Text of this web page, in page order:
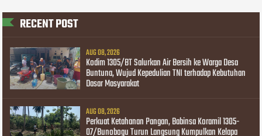
RECENT POST
AUG 08, 2026
Kodim 1305/BT Salurkan Air Bersih ke Warga Desa
Buntuna, Wujud Kepedulian TNI terhadap Kebutuhan
Dasar Masyarakat
AUG 08, 2026
Perkuat Ketahanan Pangan, Babinsa Koramil 1305-
07/Bunobogu Turun Langsung Kumpulkan Kelapa